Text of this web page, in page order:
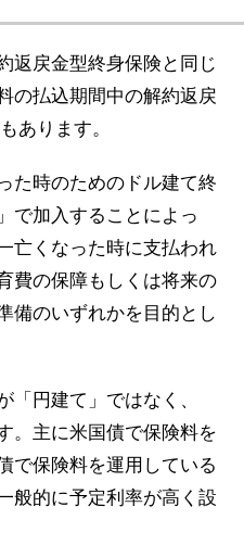
返戻金型終身保険と同じ
の払込期間中の解約返戻
あります。
た時のためのドル建て終
で加入することによっ
亡くなった時に支払われ
費の保障もしくは将来の
備のいずれかを目的とし
「円建て」ではなく、
。主に米国債で保険料を
で保険料を運用している
般的に予定利率が高く設